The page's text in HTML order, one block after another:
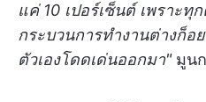
แค่ 10 เปอร์เซ็นต์ เพราะ
กระบวนการทำงานต่างก็อ
ตัวเองโดดเด่นออกมา"มูน